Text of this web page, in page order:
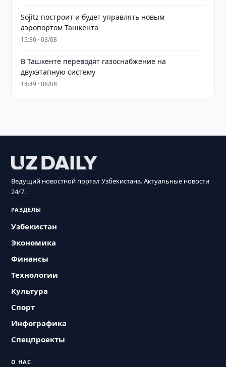
Sojitz построит и будет управлять новым
аэропортом Ташкента
15:30 · 03/08
В Ташкенте переводят газоснабжение на
двухэтапную систему
14:49 · 06/08
Ведущий новостной портал Узбекистана. Актуальные новости
24/7.
РАЗДЕЛЫ
Узбекистан
Экономика
Финансы
Технологии
Культура
Спорт
Инфографика
Спецпроекты
О НАС